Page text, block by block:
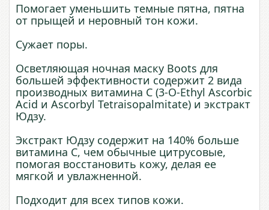
Помогает уменьшить темные пятна, пятна
от прыщей и неровный тон кожи.
Сужает поры.
Осветляющая ночная маску Boots для
большей эффективности содержит 2 вида
производных витамина C (3-O-Ethyl Ascorbic
Acid и Ascorbyl Tetraisopalmitate) и экстракт
Юдзу.
Экстракт Юдзу содержит на 140% больше
витамина С, чем обычные цитрусовые,
помогая восстановить кожу, делая ее
мягкой и увлажненной.
Подходит для всех типов кожи.